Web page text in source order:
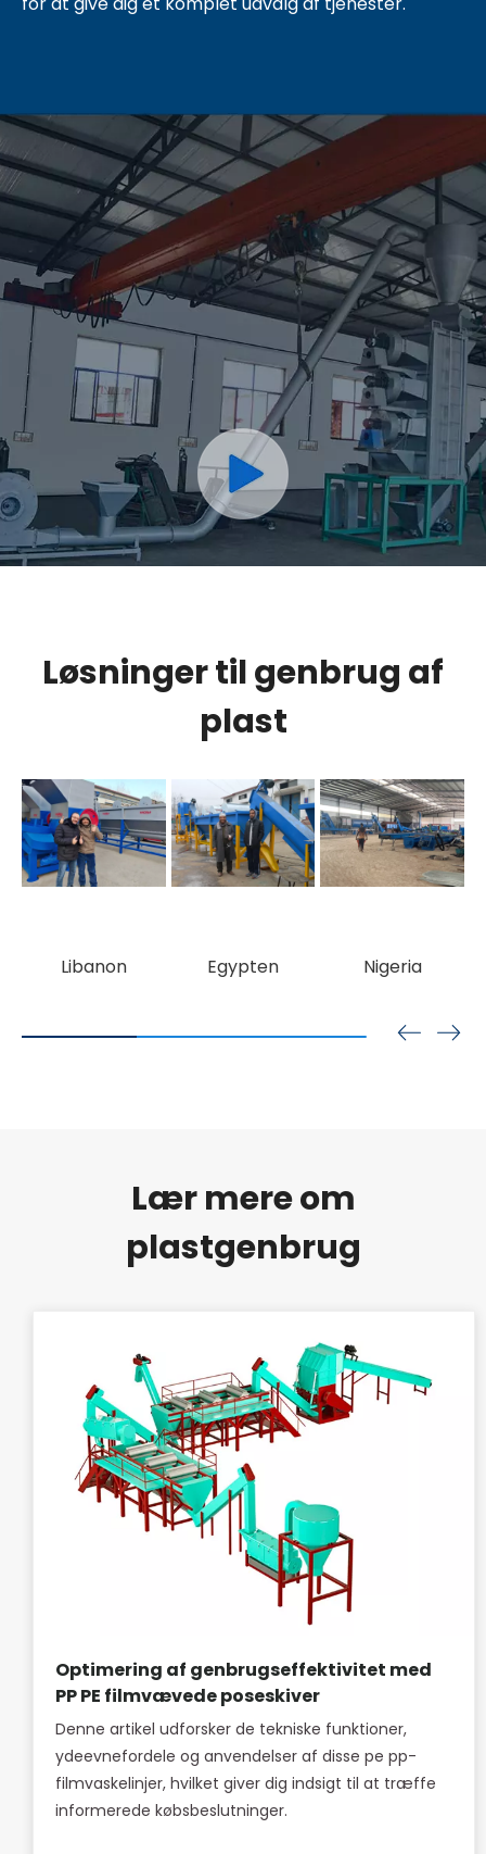
Løsninger til genbrug af
plast
Libanon Egypten Nigeria
Lær mere om
plastgenbrug
Optimering af genbrugseffektivitet med
PP PE filmvævede poseskiver
Denne artikel udforsker de tekniske funktioner,
ydeevnefordele og anvendelser af disse pe pp-
filmvaskelinjer, hvilket giver dig indsigt til at træffe
informerede købsbeslutninger.